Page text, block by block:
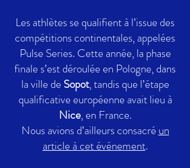
Les athlètes se qualifient à l’issue des
compétitions continentales, appelées
Pulse Series. Cette année, la phase
finale s’est déroulée en Pologne, dans
la ville de Sopot, tandis que l’étape
qualificative européenne avait lieu à
Nice, en France.
Nous avions d’ailleurs consacré un
article à cet événement.